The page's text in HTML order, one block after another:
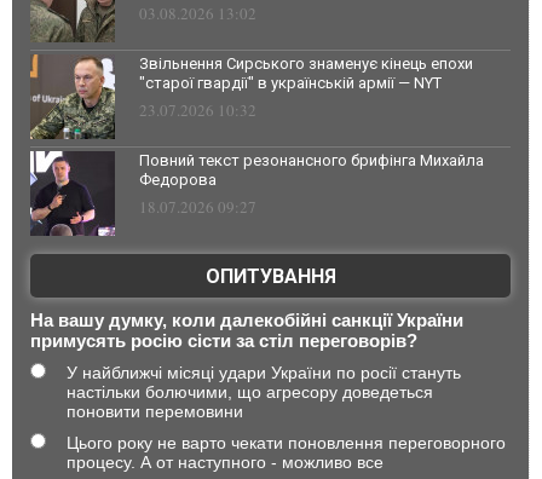
03.08.2026 13:02
Звільнення Сирського знаменує кінець епохи
"старої гвардії" в українській армії — NYT
23.07.2026 10:32
Повний текст резонансного брифінга Михайла
Федорова
18.07.2026 09:27
ОПИТУВАННЯ
На вашу думку, коли далекобійні санкції України
примусять росію сісти за стіл переговорів?
У найближчі місяці удари України по росії стануть
настільки болючими, що агресору доведеться
поновити перемовини
Цього року не варто чекати поновлення переговорного
процесу. А от наступного - можливо все